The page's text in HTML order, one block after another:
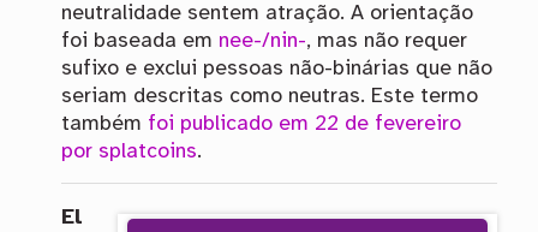
neutralidade sentem atração. A orientação
foi baseada em nee-/nin-, mas não requer
sufixo e exclui pessoas não-binárias que não
seriam descritas como neutras. Este termo
também foi publicado em 22 de fevereiro
por splatcoins.
El